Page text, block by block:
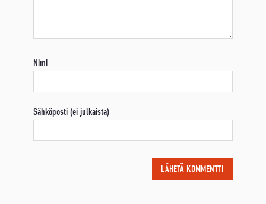
Nimi
Sähköposti (ei julkaista)